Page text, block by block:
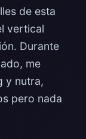
de esta
vertical
Durante
me
y nutra,
pero nada